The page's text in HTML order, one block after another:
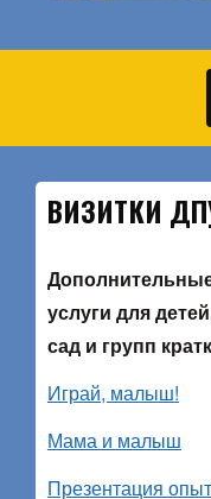
ВИЗИТКИ
услуги для
сад и групп
Играй, малыш!
Мама и малыш
Презентация